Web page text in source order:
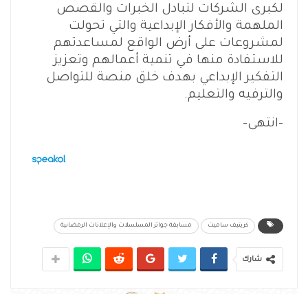
لكبرى الشركات لتبادل الخبرات والقصص
الملهمة والأفكار الإبداعية والتي تحولت
لمشروعات على أرض الواقع لمساعدتهم
للاستفادة منها في تنمية أعمالهم وتعزيز
التفكير الإبداعي بهدف خلق منصة للتواصل
والترفيه والتعليم.
–انتهى–
كريتيف ساميت مسابقة جوائز المسلسلات والإعلانات الرمضانية
شارك